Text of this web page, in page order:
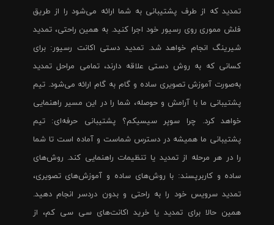
تمدید که از طرف پشتیبانی به شما ارائه می‌شود را از طریق
فلش مموری روی رسیور خود اجرا کنید. به همین راحتی، تمدید
شیرینگ انجام خواهد شد. تمدید دستی اکانت رسیور: برای
کسانی که به روش دستی علاقه دارند، تمامی مراحل تمدید
به‌صورت آموزش تصویری ساده و گام به گام ارائه می‌شود. تیم
پشتیبانی ما با آرامش و حوصله، شما را در این مسیر راهنمایی
خواهد کرد. چرا سوپر سیسیکم؟ پشتیبانی حرفه‌ای: تیم
پشتیبانی ما همیشه در دسترس شماست و آماده است تا شما
را در هر مرحله از تمدید یا تنظیمات راهنمایی کند. روش‌های
ساده و کاربرپسند: با روش‌های ساده و آموزش‌های تصویری،
تمدید سرویس خود را به راحتی و بدون دردسر انجام دهید.
همین حالا برای تمدید یا خرید اکانت‌های سی سی کم، از